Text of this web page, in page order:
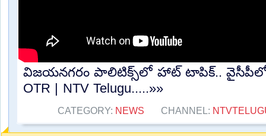
విజయనగరం పాలిటిక్స్‌లో హాట్ టాపిక్.. వైసీపీలో
OTR | NTV Telugu.....»»
CATEGORY: NEWS CHANNEL: